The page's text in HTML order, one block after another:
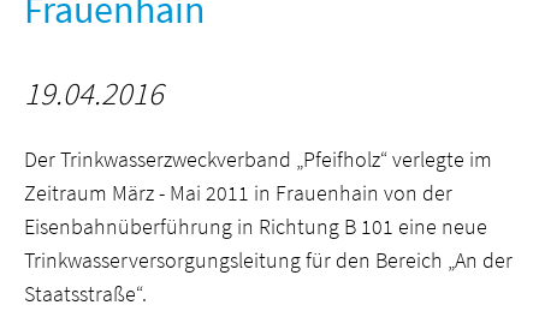
Frauenhain
19.04.2016
Der Trinkwasserzweckverband „Pfeifholz“ verlegte im
Zeitraum März - Mai 2011 in Frauenhain von der
Eisenbahnüberführung in Richtung B 101 eine neue
Trinkwasserversorgungsleitung für den Bereich „An der
Staatsstraße“.